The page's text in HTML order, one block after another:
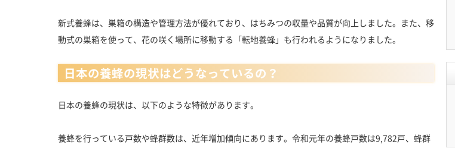
新式養蜂は、巣箱の構造や管理方法が優れており、はちみつの収量や品質が向上しました。また、移
動式の巣箱を使って、花の咲く場所に移動する「転地養蜂」も行われるようになりました。
日本の養蜂の現状はどうなっているの？
日本の養蜂の現状は、以下のような特徴があります。
養蜂を行っている戸数や蜂群数は、近年増加傾向にあります。令和元年の養蜂戸数は9,782戸、蜂群